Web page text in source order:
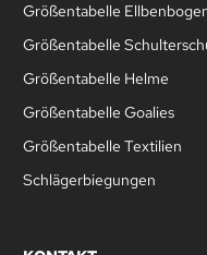
Größentabelle
Größentabelle
Größentabelle Helme
Größentabelle Goalies
Größentabelle Textilien
Schlägerbiegungen